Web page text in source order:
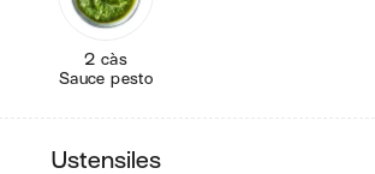
2 càs
Sauce pesto
ustensiles